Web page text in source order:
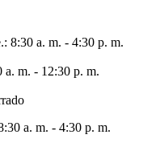
8:30 a. m. - 4:30 p. m.
a. m. - 12:30 p. m.
a. m. - 4:30 p. m.